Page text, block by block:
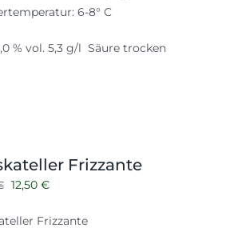
6-8° C
% vol. 5,3 g/l Säure trocken
Frizzante
Ursprünglicher
war:
12,50 €Aktueller
ist:
Frizzante